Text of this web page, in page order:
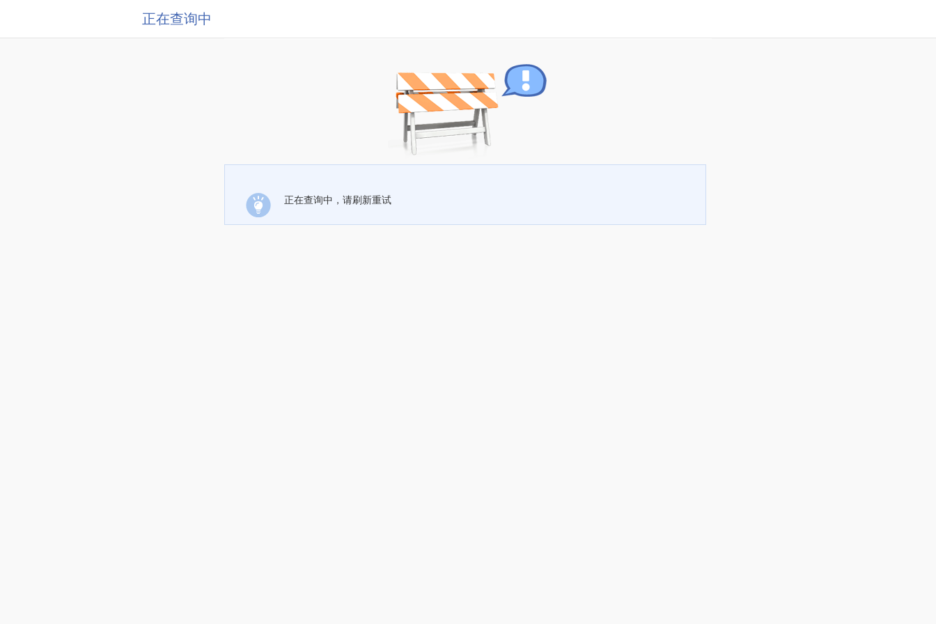
正在查询中
正在查询中，请刷新重试